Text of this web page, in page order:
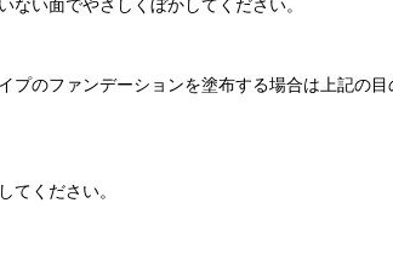
い面でやさしくぼかしてください。
のファンデーションを塗布する場合は上記の目
てください。